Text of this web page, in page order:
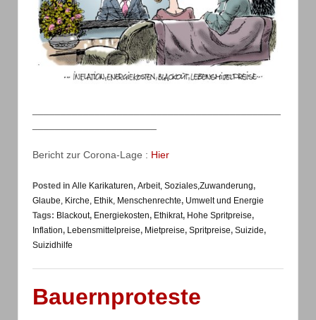
Bericht zur Corona-Lage : Hier
Posted in Alle Karikaturen, Arbeit, Soziales,Zuwanderung,
Glaube, Kirche, Ethik, Menschenrechte, Umwelt und Energie
Tags: Blackout, Energiekosten, Ethikrat, Hohe Spritpreise,
Inflation, Lebensmittelpreise, Mietpreise, Spritpreise, Suizide,
Suizidhilfe
Bauernproteste